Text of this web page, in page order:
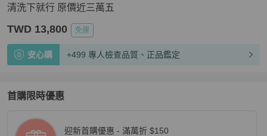
清洗下就行 原價近三萬五
TWD 13,800 免運
安心購 +499 專人檢查品質、正品鑑定
首購限時優惠
迎新首購優惠 - 滿萬折 $150